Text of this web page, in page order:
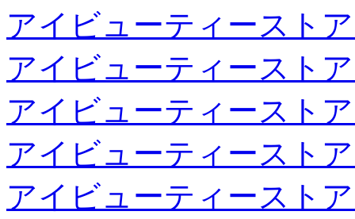
アイビューティースト
アイビューティースト
アイビューティースト
アイビューティースト
アイビューティースト